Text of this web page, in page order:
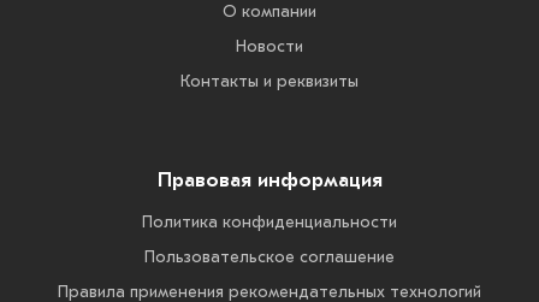
О компании
Новости
Контакты и реквизиты
Правовая информация
Политика конфиденциальности
Пользовательское соглашение
Правила применения рекомендательных технологий